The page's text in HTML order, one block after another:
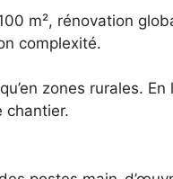
m², rénovation
complexité.
zones rurales.
chantier.